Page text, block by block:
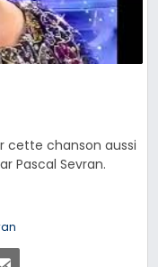
cette chanson aussi
Pascal Sevran.